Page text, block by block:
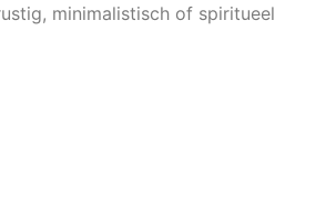
minimalistisch of spiritueel